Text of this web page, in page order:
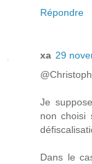
Répondre
xa 29
Je
non choisi
Dans le